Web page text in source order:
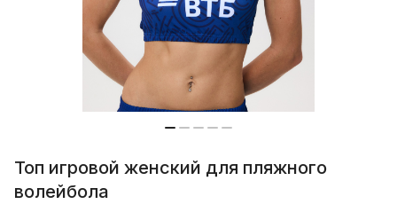
Топ игровой женский для пляжного
волейбола